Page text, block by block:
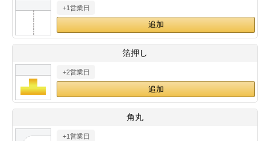
ード印刷
刷
印刷
印刷
形マル型
印刷
刷
名刺印刷
28
29 30
・・休業日
+1営業日
箔押し
+2営業日
角丸
+1営業日